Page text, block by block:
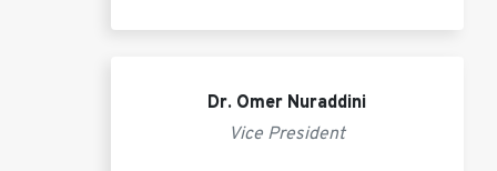
Dr. Omer Nuraddini
Vice President